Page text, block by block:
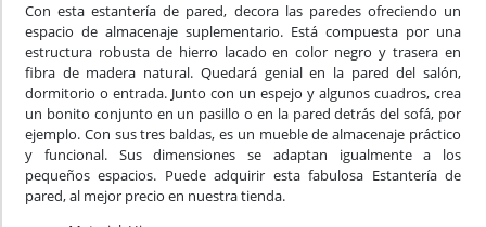
Con esta estantería de pared, decora las paredes ofreciendo un
espacio de almacenaje suplementario. Está compuesta por una
estructura robusta de hierro lacado en color negro y trasera en
fibra de madera natural. Quedará genial en la pared del salón,
dormitorio o entrada. Junto con un espejo y algunos cuadros, crea
un bonito conjunto en un pasillo o en la pared detrás del sofá, por
ejemplo. Con sus tres baldas, es un mueble de almacenaje práctico
y funcional. Sus dimensiones se adaptan igualmente a los
pequeños espacios. Puede adquirir esta fabulosa Estantería de
pared, al mejor precio en nuestra tienda.